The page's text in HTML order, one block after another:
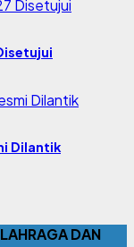
Dilantik
DAN